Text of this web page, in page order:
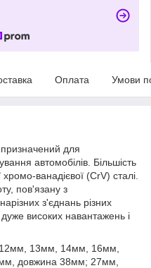
Оплата Умови
призначений для
автомобілів. Більшість
хромо-ванадієвої (CrV) сталі.
пов'язану з
з'єднань різних
високих навантажень і
13мм, 14мм, 16мм,
довжина 38мм; 27мм,